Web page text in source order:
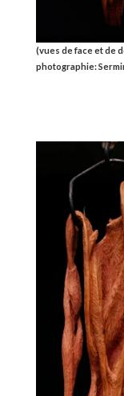
(vues de face et de
photographie: